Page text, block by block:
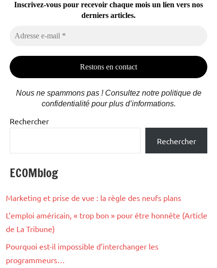
Inscrivez-vous pour recevoir chaque mois un lien vers nos
derniers articles.
e-
Nous ne spammons pas ! Consultez notre politique de
confidentialité pour plus d’informations.
Rechercher
Rechercher
ECOMblog
Marketing et prise de vue : la règle des neufs plans
L’emploi américain, « trop bon » pour être honnête (Article
de La Tribune)
Pourquoi est-il impossible d’interchanger les
programmeurs…